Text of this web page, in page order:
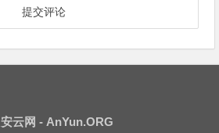
安云网 - AnYun.ORG